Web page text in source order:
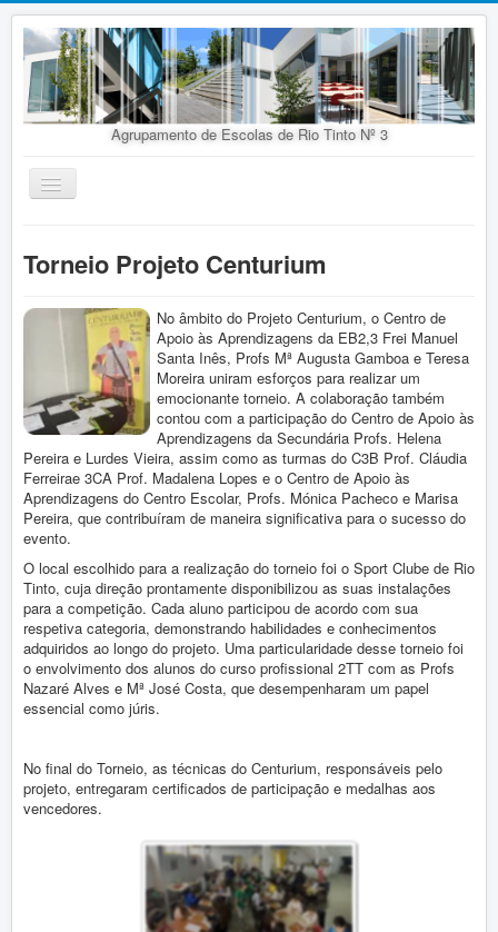
Agrupamento de Escolas de Rio Tinto Nº 3
Ativar/Desativar
navegação
Agrupamento
Organização
Doc. Orientadores
Oferta Educativa
Alunos
Concursos
Vida Escolar
Contactos
Entrada
Destaques
Torneio Projeto Centurium
Torneio Projeto Centurium
No âmbito do Projeto Centurium, o Centro de
Apoio às Aprendizagens da EB2,3 Frei Manuel
Santa Inês, Profs Mª Augusta Gamboa e Teresa
Moreira uniram esforços para realizar um
emocionante torneio. A colaboração também
contou com a participação do Centro de Apoio às
Aprendizagens da Secundária Profs. Helena
Pereira e Lurdes Vieira, assim como as turmas do C3B Prof. Cláudia
Ferreirae 3CA Prof. Madalena Lopes e o Centro de Apoio às
Aprendizagens do Centro Escolar, Profs. Mónica Pacheco e Marisa
Pereira, que contribuíram de maneira significativa para o sucesso do
evento.
O local escolhido para a realização do torneio foi o Sport Clube de Rio
Tinto, cuja direção prontamente disponibilizou as suas instalações
para a competição. Cada aluno participou de acordo com sua
respetiva categoria, demonstrando habilidades e conhecimentos
adquiridos ao longo do projeto. Uma particularidade desse torneio foi
o envolvimento dos alunos do curso profissional 2TT com as Profs
Nazaré Alves e Mª José Costa, que desempenharam um papel
essencial como júris.
No final do Torneio, as técnicas do Centurium, responsáveis pelo
projeto, entregaram certificados de participação e medalhas aos
vencedores.